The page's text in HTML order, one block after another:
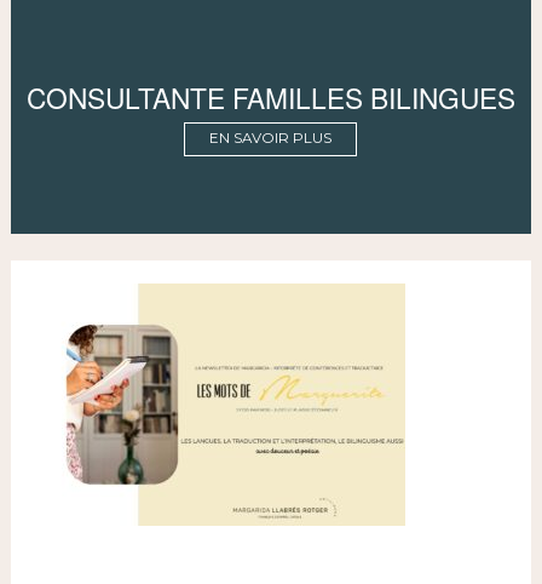
CONSULTANTE FAMILLES BILINGUES
EN SAVOIR PLUS